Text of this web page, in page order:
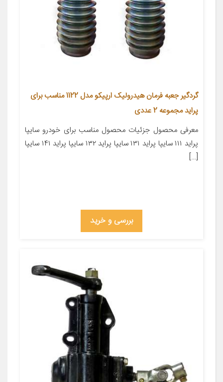
گردگیر جعبه فرمان هیدرولیک ارپیکو مدل 1122 مناسب برای
پراید مجموعه 2 عددی
معرفی محصول جزئیات محصول مناسب برای خودرو سایپا
پراید ۱۱۱ سایپا پراید ۱۳۱ سایپا پراید ۱۳۲ سایپا پراید ۱۴۱ سایپا
[…]
بررسی و خرید